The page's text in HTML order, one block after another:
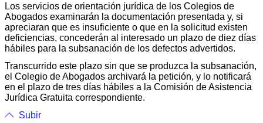
Los servicios de orientación jurídica de los Colegios de
Abogados examinarán la documentación presentada y, si
apreciaran que es insuficiente o que en la solicitud existen
deficiencias, concederán al interesado un plazo de diez días
hábiles para la subsanación de los defectos advertidos.
Transcurrido este plazo sin que se produzca la subsanación,
el Colegio de Abogados archivará la petición, y lo notificará
en el plazo de tres días hábiles a la Comisión de Asistencia
Jurídica Gratuita correspondiente.
Subir